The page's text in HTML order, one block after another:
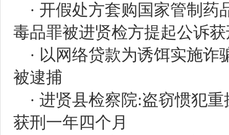
· 开假处方套购国家管制药
毒品罪被进贤检方提起公诉
· 以网络贷款为诱饵实施诈
被逮捕
· 进贤县检察院:盗窃惯犯
获刑一年四个月